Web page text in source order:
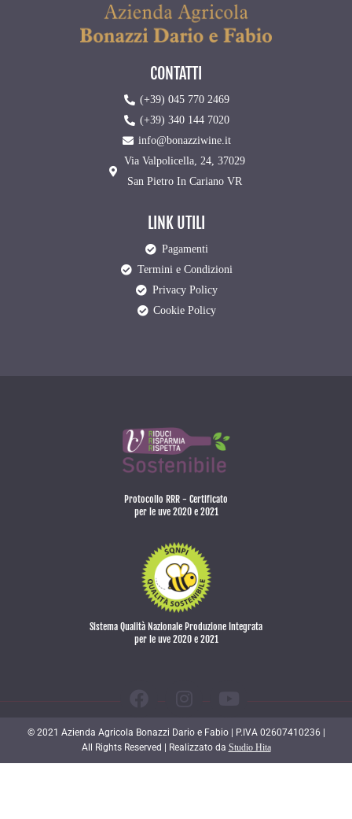
CONTATTI
(+39) 045 770 2469
(+39) 340 144 7020
info@bonazziwine.it
Via Valpolicella, 24, 37029
San Pietro In Cariano VR
LINK UTILI
Pagamenti
Termini e Condizioni
Privacy Policy
Cookie Policy
Protocollo RRR - Certificato
per le uve 2020 e 2021
Sistema Qualità Nazionale Produzione Integrata
per le uve 2020 e 2021
© 2021 Azienda Agricola Bonazzi Dario e Fabio | P.IVA 02607410236 |
All Rights Reserved | Realizzato da Studio Hita